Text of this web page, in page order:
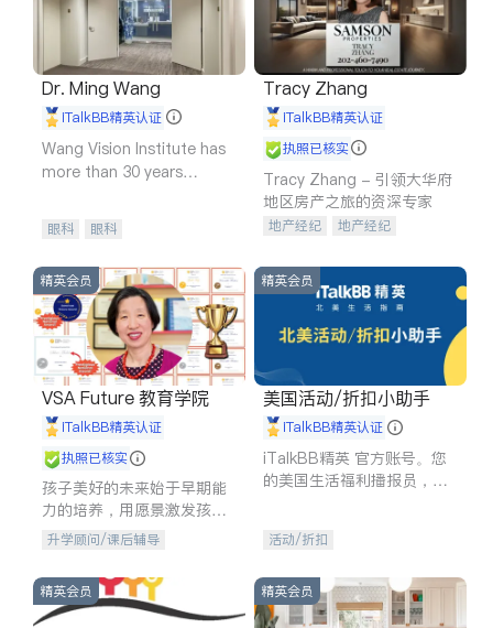
Dr. Ming Wang
iTalkBB精英认证
Wang Vision Institute has
more than 30 years
眼科 眼科
Tracy Zhang
iTalkBB精英认证
执照已核实
Tracy Zhang - 引领大华府
地区房产之旅的资深专家
地产经纪
地产经纪
商铺租售
精英会员
VSA Future 教育学院
iTalkBB精英认证
执照已核实
孩子美好的未来始于早期能
力的培养，用愿景激发孩子
的学习潜力和动力。理念：
石。
升学顾问/课后辅导
精英会员
美国活动/折扣小助手
iTalkBB精英认证
iTalkBB精英 官方账号。您
的美国生活福利播报员，精
专属福利。
活动/折扣
精英会员 精英会员